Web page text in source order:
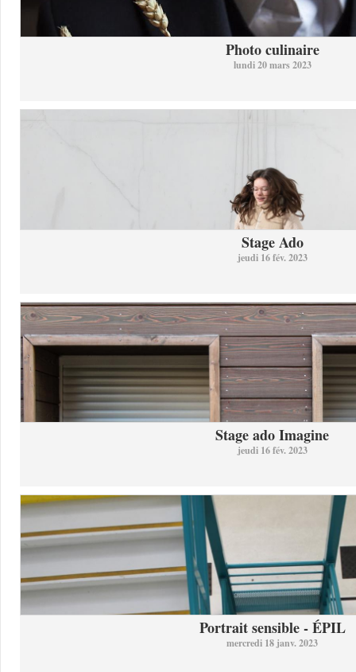
Photo culinaire
lundi 20 mars 2023
Stage Ado
jeudi 16 fév. 2023
Stage ado Imagine
jeudi 16 fév. 2023
Portrait sensible - ÉPIL
mercredi 18 janv. 2023